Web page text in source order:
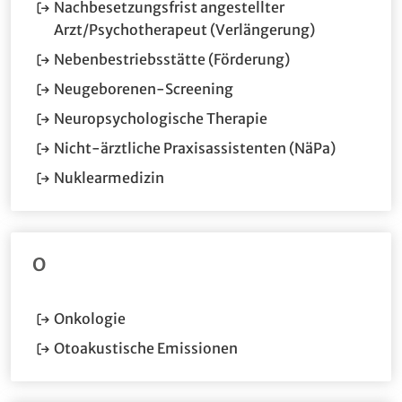
Nachbesetzungsfrist angestellter
Arzt/Psychotherapeut (Verlängerung)(Öffnet im
Nebenbestriebsstätte (Förderung)
Neugeborenen-Screening(Öffnet im neuen
Neuropsychologische Therapie
Nicht-ärztliche Praxisassistenten (NäPa)
Nuklearmedizin
O
Onkologie
Otoakustische Emissionen